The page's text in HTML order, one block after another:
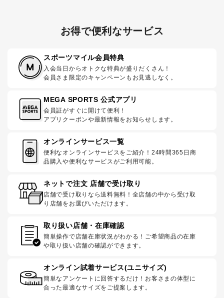
お得で便利なサービス
スポーツマイル会員特典
入会当日からオトクな特典が盛りだくさん！
会員さま限定のキャンペーンもお見逃しなく。
MEGA SPORTS 公式アプリ
会員証がすぐに開けて便利！
アプリクーポンや最新情報をお知らせします。
オンラインサービス一覧
便利なオンラインサービスをご紹介！24時間365日商
品購入や便利なサービスがご利用可能。
ネットで注文 店舗で受け取り
店舗で受け取りなら送料無料！全店舗の中から受け取
り店舗をお選びいただけます。
取り扱い店舗・在庫確認
簡単操作で店舗在庫状況がわかる！ご希望商品の在庫
や取り扱い店舗の確認ができます。
オンライン試着サービス(ユニサイズ)
簡単なアンケートに回答するだけ！お客さまの体型に
合った最適なサイズをご提案します。